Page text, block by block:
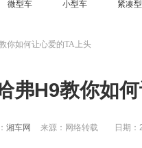
微型车 小型车 紧凑型
你如何让心爱的TA上头
弗H9教你如
湘车网 来源：网络转载 日期